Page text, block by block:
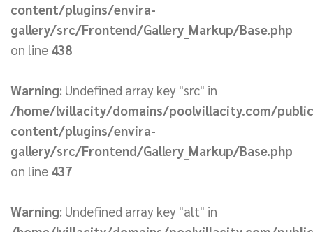
content/plugins/envira-
gallery/src/Frontend/Gallery_Markup/Base.php
on line 438
Warning: Undefined array key "src" in
/home/lvillacity/domains/poolvillacity.com/
content/plugins/envira-
gallery/src/Frontend/Gallery_Markup/Base.php
on line 437
Warning: Undefined array key "alt" in